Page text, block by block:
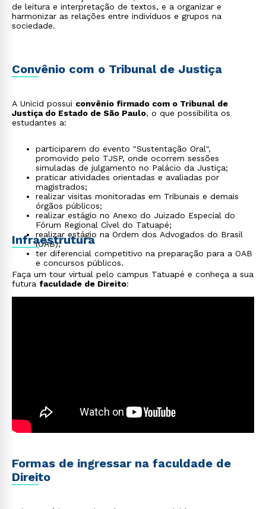
de leitura e interpretação de textos, e a organizar e
harmonizar as relações entre indivíduos e grupos na
sociedade.
Convênio com o Tribunal de Justiça
A Unicid possui convênio firmado com o Tribunal de
Justiça do Estado de São Paulo, o que possibilita os
estudantes a:
participarem do evento "Sustentação Oral",
promovido pelo TJSP, onde ocorrem sessões
simuladas de julgamento no Palácio da Justiça;
praticar atividades orientadas e avaliadas por
magistrados;
realizar visitas monitoradas em Tribunais e demais
órgãos públicos;
realizar estágio no Anexo do Juizado Especial do
Fórum Regional Cível do Tatuapé;
realizar estágio na Ordem dos Advogados do Brasil
(OAB);
ter diferencial competitivo na preparação para a OAB
e concursos públicos.
Infraestrutura
Faça um tour virtual pelo campus Tatuapé e conheça a sua
futura faculdade de Direito:
Formas de ingressar na faculdade de
Direito